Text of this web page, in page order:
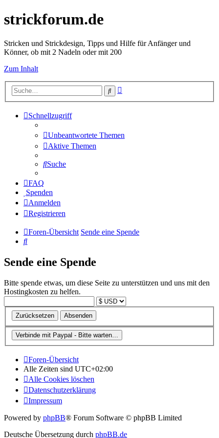
strickforum.de
Stricken und Strickdesign, Tipps und Hilfe für Anfänger und
Könner, ob mit 2 Nadeln oder mit 200
Zum Inhalt
Suche
Schnellzugriff
Unbeantwortete Themen
Aktive Themen
Suche
FAQ
Spenden
Anmelden
Registrieren
Foren-Übersicht Sende eine Spende
Suche
Sende eine Spende
Bitte spende etwas, um diese Seite zu unterstützen und uns mit den
Hostingkosten zu helfen.
Foren-Übersicht
Alle Zeiten sind UTC+02:00
Alle Cookies löschen
Datenschutzerklärung
Impressum
Powered by phpBB® Forum Software © phpBB Limited
Deutsche Übersetzung durch phpBB.de